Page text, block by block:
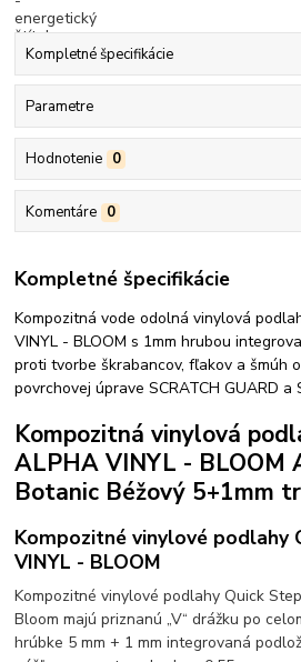
Kompletné špecifikácie
Parametre
Hodnotenie 0
Komentáre 0
Kompletné špecifikácie
Kompozitná vode odolná vinylová
VINYL - BLOOM s 1mm hrubou
proti tvorbe škrabancov, fľakov a šmúh
povrchovej úprave SCRATCH GUARD a
Kompozitná vinylová
ALPHA VINYL - BLOOM
Botanic Béžový 5+1mm
Kompozitné vinylové podlahy
VINYL - BLOOM
Kompozitné vinylové podlahy Quick
Bloom majú priznanú „V“ drážku po
hrúbke 5 mm + 1 mm integrovaná